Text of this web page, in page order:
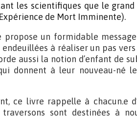
les scientifiques que le
de Mort Imminente).
propose un formidable
à réaliser un pas
aussi la notion d’enfant de
donnent à leur nouveau-né
ce livre rappelle à chacun.e
traversons sont destinées à